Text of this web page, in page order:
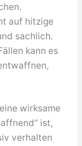
auf hitzige
sachlich.
kann es
wirksame
ist,
verhalten